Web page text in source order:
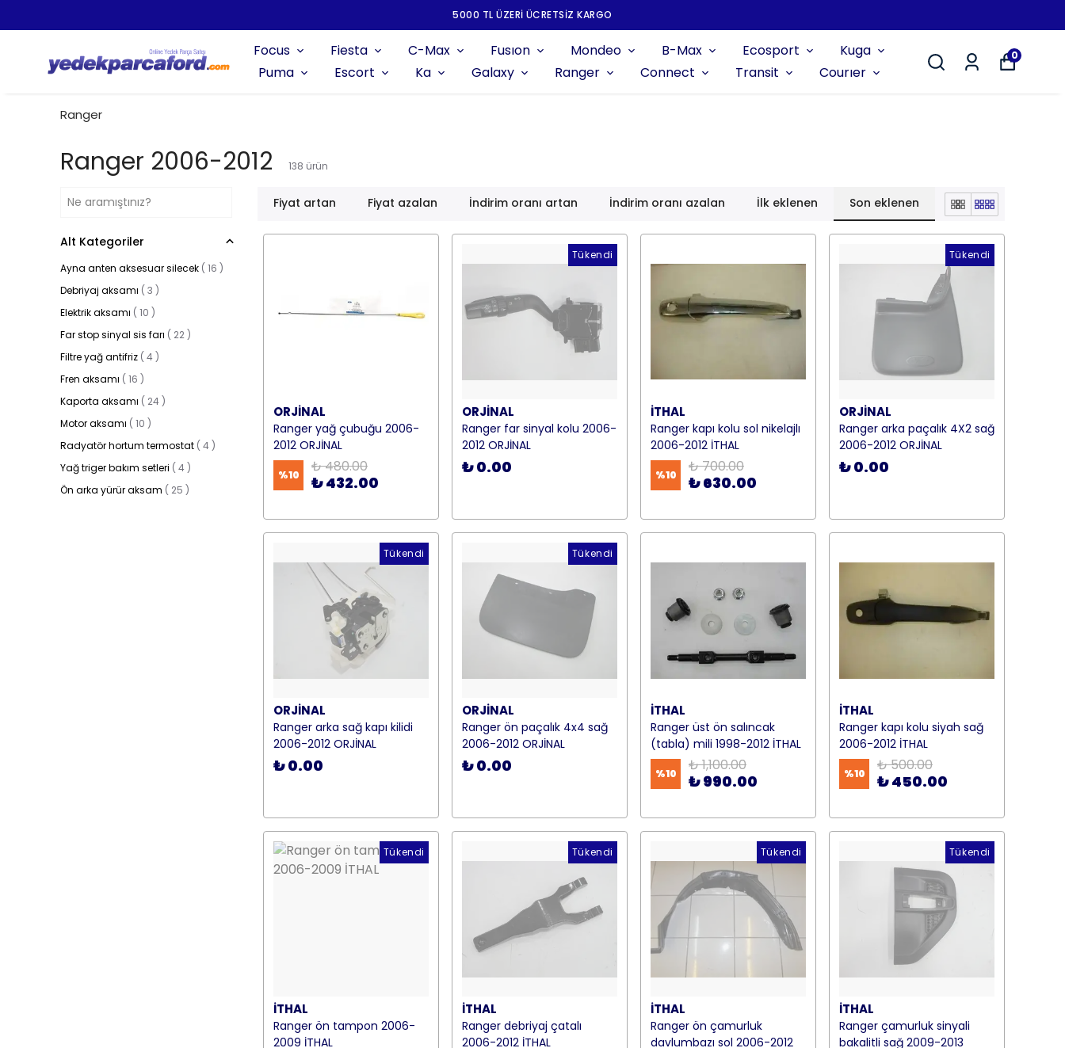
5000 TL ÜZERI ÜCRETSIZ KARGO
Focus Fiesta C-Max Fusıon Mondeo B-Max Ecosport
Kuga
Puma
Escort Ka Galaxy Ranger Connect Transit Courıer
0
Ranger
Ranger 2006-2012 138 ürün
Fiyat artan Fiyat azalan İndirim oranı artan İndirim oranı azalan İlk eklenen Son eklenen
Alt Kategoriler
Ayna anten aksesuar silecek ( 16 )
Debriyaj aksamı ( 3 )
Elektrik aksamı ( 10 )
Far stop sinyal sis farı ( 22 )
Filtre yağ antifriz ( 4 )
Fren aksamı ( 16 )
Kaporta aksamı ( 24 )
Motor aksamı ( 10 )
Radyatör hortum termostat ( 4 )
Yağ triger bakım setleri ( 4 )
Ön arka yürür aksam ( 25 )
ORJİNAL
Ranger yağ çubuğu 2006-
2012 ORJİNAL
%10 ₺ 480.00
₺ 432.00
Tükendi
ORJİNAL
Ranger far sinyal kolu 2006-
2012 ORJİNAL
₺ 0.00
İTHAL
Ranger kapı kolu sol nikelajlı
2006-2012 İTHAL
%10 ₺ 700.00
₺ 630.00
Tükendi
ORJİNAL
Ranger arka paçalık 4X2 sağ
2006-2012 ORJİNAL
₺ 0.00
Tükendi
ORJİNAL
Ranger arka sağ kapı kilidi
2006-2012 ORJİNAL
₺ 0.00
Tükendi
ORJİNAL
Ranger ön paçalık 4x4 sağ
2006-2012 ORJİNAL
₺ 0.00
İTHAL
Ranger üst ön salıncak
(tabla) mili 1998-2012 İTHAL
%10 ₺ 1,100.00
₺ 990.00
İTHAL
Ranger kapı kolu siyah sağ
2006-2012 İTHAL
%10 ₺ 500.00
₺ 450.00
Tükendi
İTHAL
Ranger ön tampon 2006-
2009 İTHAL
Tükendi
İTHAL
Ranger debriyaj çatalı
2006-2012 İTHAL
Tükendi
İTHAL
Ranger ön çamurluk
davlumbazı sol 2006-2012
Tükendi
İTHAL
Ranger çamurluk sinyali
bakalitli sağ 2009-2013